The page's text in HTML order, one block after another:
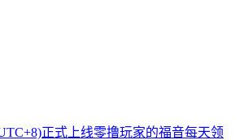
正式上线零撸玩家的福音每天领